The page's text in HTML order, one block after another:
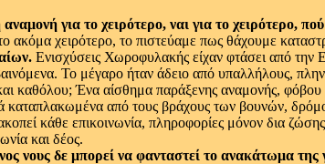
για το χειρότερο, ναι για το χειρότερο,
ακόμα χειρότερο, το πιστεύαμε πως θάχουμε
Ενισχύσεις Χωροφυλακής είχαν φτάσει από την
Το μέγαρο ήταν άδειο από υπαλλήλους, πλην
καθόλου; Ένα αίσθημα παράξενης αναμονής,
από τους βράχους των βουνών,
κάθε επικοινωνία, πληροφορίες μόνον δια
και δέος.
νους δε μπορεί να φανταστεί το ανακάτωμα της